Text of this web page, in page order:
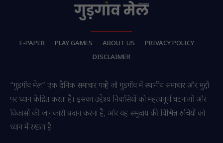
E-PAPER PLAY GAMES ABOUT US
PRIVACY POLICY
DISCLAIMER
“गुडगाँव मेल” एक दैनिक समाचार पत्र है जो गुडगाँव में स्थानीय समाचार और मुद्दों
पर ध्यान केंद्रित करता है। इसका उद्देश्य निवासियों को महत्वपूर्ण घटनाओं और
विकासों की जानकारी प्रदान करना है, और यह समुदाय की विभिन्न रुचियों को
ध्यान में रखता है।